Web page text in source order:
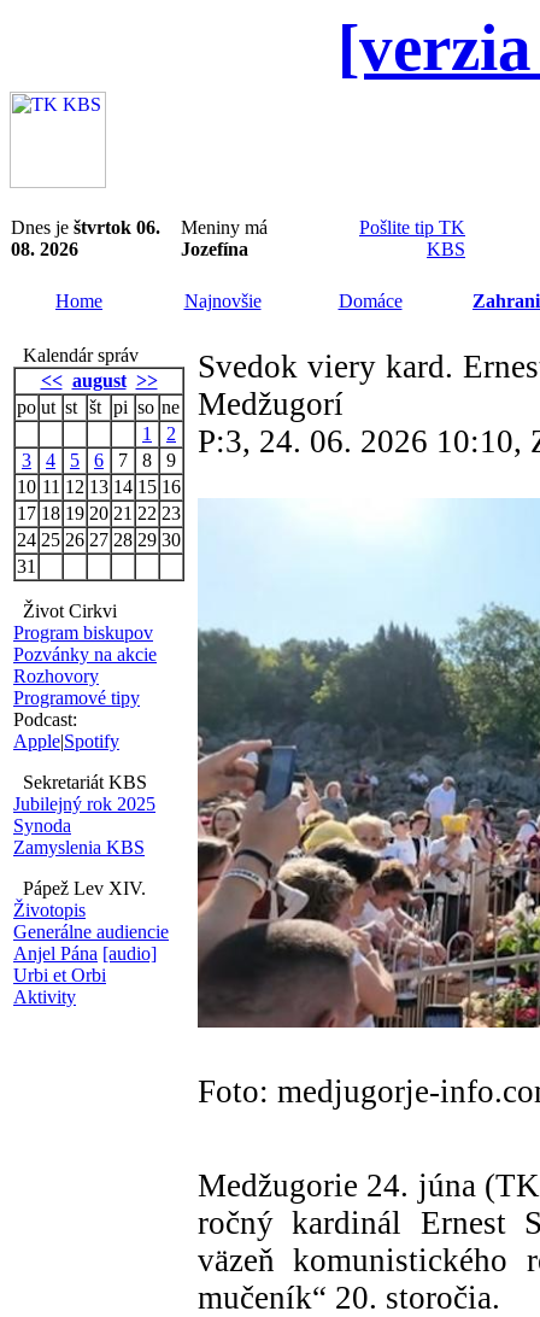
Dnes je štvrtok 06.
08. 2026
Meniny má
Jozefína
Pošlite tip TK
KBS
Home Najnovšie Domáce
Kalendár správ
<< august >>
po ut st št pi so ne
1
2
3
4 5 6 7 8
9
10 11 12 13 14 15 16
17 18 19 20 21 22 23
24 25 26 27 28 29 30
31
Život Cirkvi
Program biskupov
Pozvánky na akcie
Rozhovory
Programové tipy
Podcast:
Apple|Spotify
Sekretariát KBS
Jubilejný rok 2025
Synoda
Zamyslenia KBS
Pápež Lev XIV.
Životopis
Generálne audiencie
Anjel Pána [audio]
Urbi et Orbi
Aktivity
Svedok viery kard.
Medžugorí
P:3, 24. 06. 2026 10:10,
Foto: medjugorje-
Medžugorie 24. júna
ročný kardinál Ernest
väzeň
mučeník“ 20. storočia.